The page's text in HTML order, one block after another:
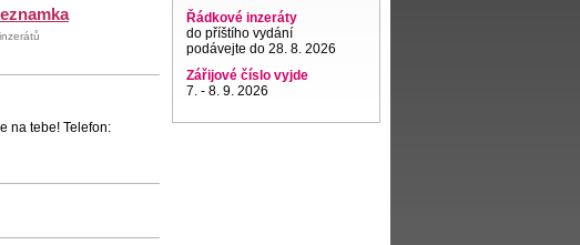
na tebe! Telefon:
Řádkové inzeráty
do příštího vydání
podávejte do 28. 8. 2026
Zářijové číslo vyjde
7. - 8. 9. 2026